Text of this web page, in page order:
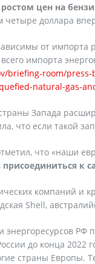
цен на
доллара
от импорта
всего импорта
briefing-room/
natural-gas-
Запада
что если такой
что «наши
к
компаний и
Shell,
РФ
до конца 2022
страны Европы.